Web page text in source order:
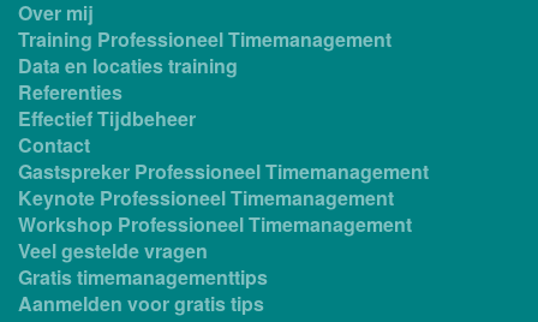
Over mij
Training Professioneel Timemanagement
Data en locaties training
Referenties
Effectief Tijdbeheer
Contact
Gastspreker Professioneel Timemanagement
Keynote Professioneel Timemanagement
Workshop Professioneel Timemanagement
Veel gestelde vragen
Gratis timemanagementtips
Aanmelden voor gratis tips